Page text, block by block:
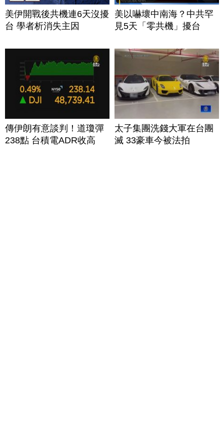
美伊開戰後共機連6天沒擾
台 學者析消失主因
美以嚇壞中南海？中共罕
見5天「零共機」擾台
傳伊朗有意談判！道瓊彈
238點 台積電ADR收高
太子集團洗錢大軍在台團
滅 33豪車今被法拍